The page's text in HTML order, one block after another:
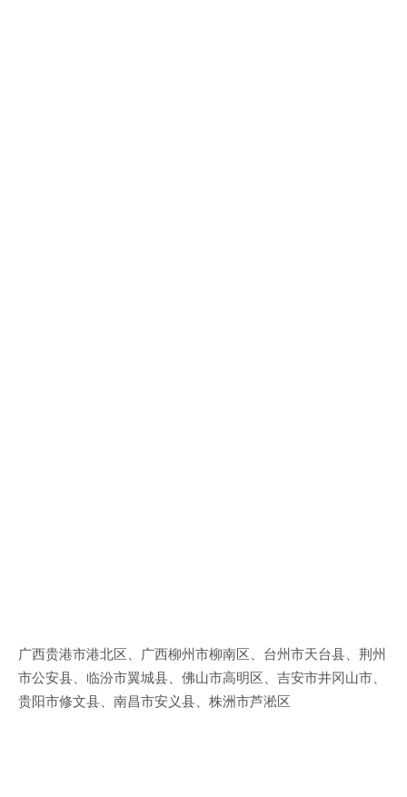
广西贵港市港北区、广西柳州市柳南区、台州市天台县、荆州
市公安县、临汾市翼城县、佛山市高明区、吉安市井冈山市、
贵阳市修文县、南昌市安义县、株洲市芦淞区